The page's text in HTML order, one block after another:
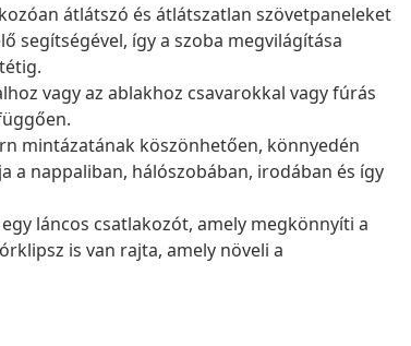
átlátszó és átlátszatlan szövetpaneleket
segítségével, így a szoba megvilágítása
vagy az ablakhoz csavarokkal vagy fúrás
mintázatának köszönhetően, könnyedén
a nappaliban, hálószobában, irodában és így
láncos csatlakozót, amely megkönnyíti a
is van rajta, amely növeli a